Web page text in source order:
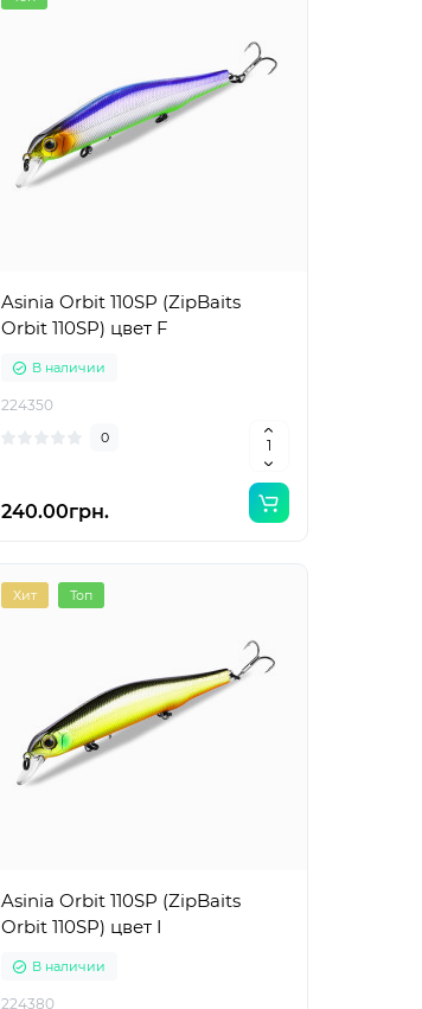
Asinia Orbit 110SP (ZipBaits
Orbit 110SP) цвет F
В наличии
224350
0
240.00грн.
Хит Топ
Asinia Orbit 110SP (ZipBaits
Orbit 110SP) цвет I
В наличии
224380